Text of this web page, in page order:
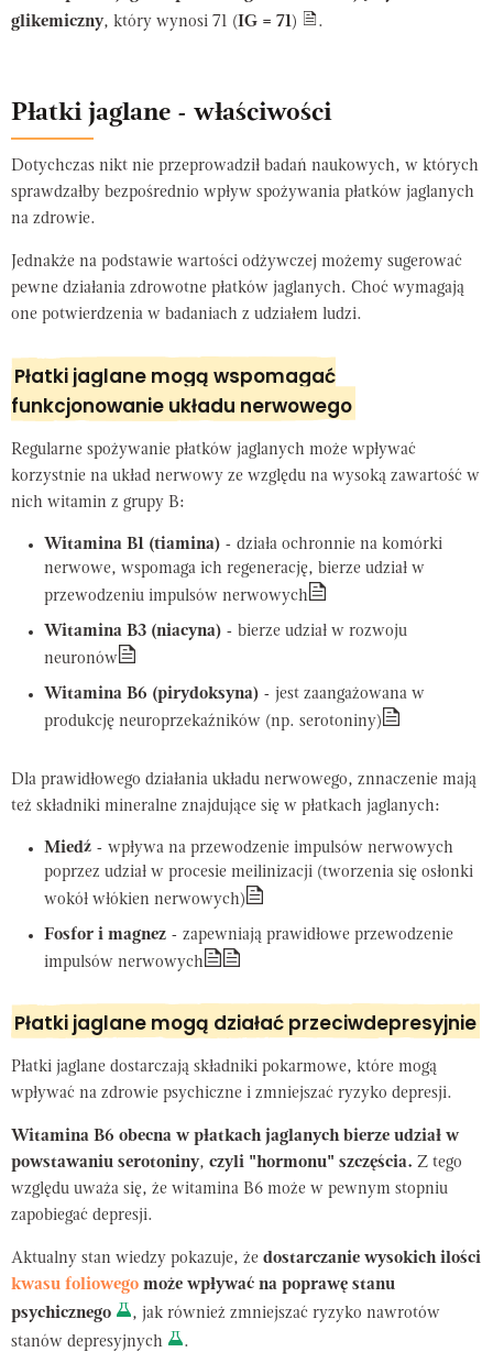
glikemiczny, który wynosi 71 (IG = 71) .
Płatki jaglane - właściwości
Dotychczas nikt nie przeprowadził badań naukowych, w których
sprawdzałby bezpośrednio wpływ spożywania płatków jaglanych
na zdrowie.
Jednakże na podstawie wartości odżywczej możemy sugerować
pewne działania zdrowotne płatków jaglanych. Choć wymagają
one potwierdzenia w badaniach z udziałem ludzi.
Płatki jaglane mogą wspomagać
funkcjonowanie układu nerwowego
Regularne spożywanie płatków jaglanych może wpływać
korzystnie na układ nerwowy ze względu na wysoką zawartość w
nich witamin z grupy B:
Witamina B1 (tiamina) - działa ochronnie na komórki
nerwowe, wspomaga ich regenerację, bierze udział w
przewodzeniu impulsów nerwowych
Witamina B3 (niacyna) - bierze udział w rozwoju
neuronów
Witamina B6 (pirydoksyna) - jest zaangażowana w
produkcję neuroprzekaźników (np. serotoniny)
Dla prawidłowego działania układu nerwowego, znnaczenie mają
też składniki mineralne znajdujące się w płatkach jaglanych:
Miedź - wpływa na przewodzenie impulsów nerwowych
poprzez udział w procesie meilinizacji (tworzenia się osłonki
wokół włókien nerwowych)
Fosfor i magnez - zapewniają prawidłowe przewodzenie
impulsów nerwowych
Płatki jaglane mogą działać przeciwdepresyjnie
Płatki jaglane dostarczają składniki pokarmowe, które mogą
wpływać na zdrowie psychiczne i zmniejszać ryzyko depresji.
Witamina B6 obecna w płatkach jaglanych bierze udział w
powstawaniu serotoniny, czyli "hormonu" szczęścia. Z tego
względu uważa się, że witamina B6 może w pewnym stopniu
zapobiegać depresji.
Aktualny stan wiedzy pokazuje, że dostarczanie wysokich ilości
kwasu foliowego może wpływać na poprawę stanu
psychicznego
, jak również zmniejszać ryzyko nawrotów
stanów depresyjnych
.